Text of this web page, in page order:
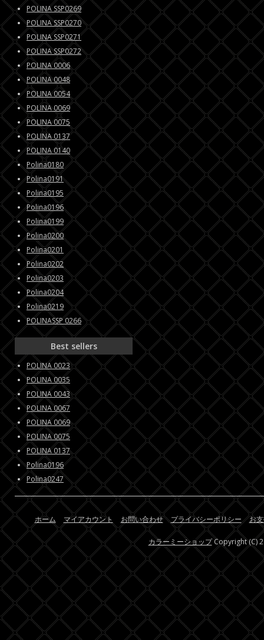
POLINA SSP0269
POLINA SSP0270
POLINA SSP0271
POLINA SSP0272
POLINA 0006
POLINA 0048
POLINA 0054
POLINA 0069
POLINA 0075
POLINA 0137
POLINA 0140
Polina0180
Polina0191
Polina0195
Polina0196
Polina0199
Polina0200
Polina0201
Polina0202
Polina0203
Polina0204
Polina0219
POLINASSP 0266
Best sellers
POLINA 0023
POLINA 0035
POLINA 0043
POLINA 0067
POLINA 0069
POLINA 0075
POLINA 0137
Polina0196
Polina0247
ホーム マイアカウント お問い合わせ プライバシーポリシー お
カラーミーショップCopyright (C)